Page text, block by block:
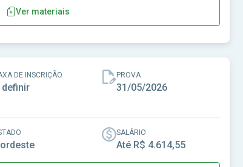
Ver materiais
DE INSCRIÇÃO
definir
PROVA
31/05/2026
SALÁRIO
Até R$ 4.614,55